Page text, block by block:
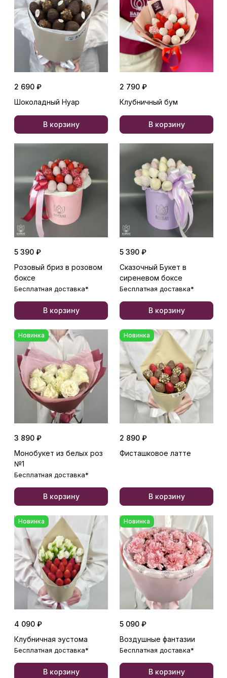
2 690 ₽
Шоколадный Нуар
В корзину
2 790 ₽
Клубничный бум
В корзину
5 390 ₽
Розовый бриз в розовом
боксе
Бесплатная доставка*
В корзину
5 390 ₽
Сказочный Букет в
сиреневом боксе
Бесплатная доставка*
В корзину
Новинка
3 890 ₽
Монобукет из белых роз
№1
Бесплатная доставка*
В корзину
Новинка
2 890 ₽
Фисташковое латте
В корзину
Новинка
4 090 ₽
Клубничная эустома
Бесплатная доставка*
В корзину
Новинка
5 090 ₽
Воздушные фантазии
Бесплатная доставка*
В корзину